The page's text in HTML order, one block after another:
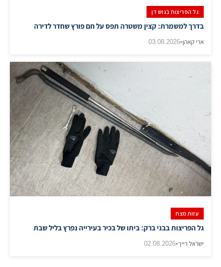
גל הפריצות בגוש דן
בדרך למשמרת: קצין משטרה תפס על חם פורץ שחדר לדירה
ארי קאהן•
03.08.2026
עזות מצח
גל הפריצות בבני ברק: ביתו של בכיר בעירייה נפרץ בליל שבת
ישראל רייך•
02.08.2026